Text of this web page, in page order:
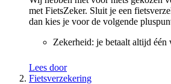
met FietsZeker. Sluit je een
dan kies je voor de volgende
Zekerheid: je betaalt altijd één
Lees door
Fietsverzekering